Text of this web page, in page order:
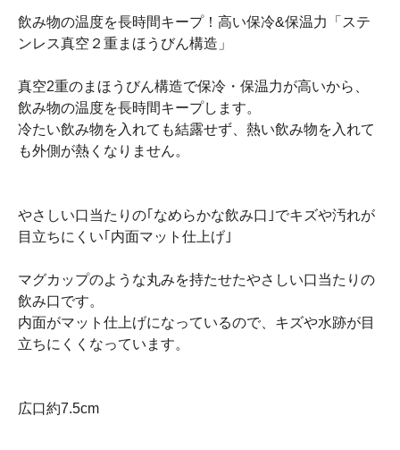
飲み物の温度を長時間キープ！高い保冷&保温力「ステ
ンレス真空２重まほうびん構造」
真空2重のまほうびん構造で保冷・保温力が高いから、
飲み物の温度を長時間キープします。
冷たい飲み物を入れても結露せず、熱い飲み物を入れて
も外側が熱くなりません。
やさしい口当たりの｢なめらかな飲み口｣でキズや汚れが
目立ちにくい｢内面マット仕上げ｣
マグカップのような丸みを持たせたやさしい口当たりの
飲み口です。
内面がマット仕上げになっているので、キズや水跡が目
立ちにくくなっています。
広口約7.5cm